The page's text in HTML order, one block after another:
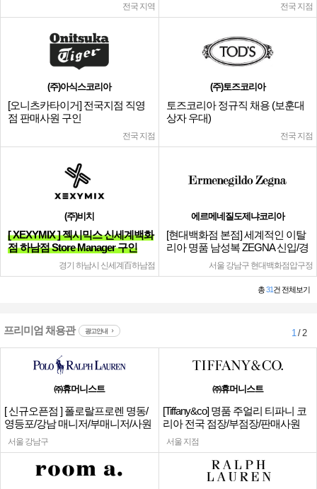
전국 지역 전국 지점
(주)아식스코리아
[오니츠카타이거] 전국지점 직영
점 판매사원 구인
전국 지점
(주)토즈코리아
토즈코리아 정규직 채용 (보훈대
상자 우대)
전국 지점
(주)비치
[ XEXYMIX ] 젝시믹스 신세계백화
점 하남점 Store Manager 구인
경기 하남시 신세계百하남점
에르메네질도제냐코리아
[현대백화점 본점] 세계적인 이탈
리아 명품 남성복 ZEGNA 신입/경
서울 강남구 현대백화점압구정
총31건 전체보기
프리미엄 채용관 광고안내 1/ 2
㈜휴머니스트
[ 신규오픈점 ] 폴로랄프로렌 명동/
영등포/강남 매니저/부매니저/사원
서울 강남구
㈜휴머니스트
[Tiffany&co] 명품 주얼리 티파니 코
리아 전국 점장/부점장/판매사원
서울 지점